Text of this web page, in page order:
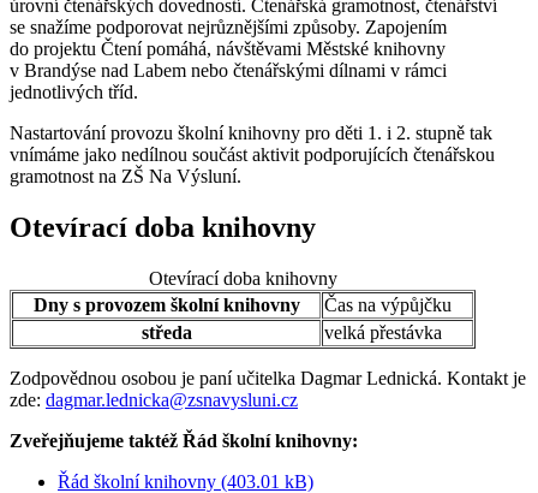
úrovní čtenářských dovedností. Čtenářská gramotnost, čtenářství
se snažíme podporovat nejrůznějšími způsoby. Zapojením
do projektu Čtení pomáhá, návštěvami Městské knihovny
v Brandýse nad Labem nebo čtenářskými dílnami v rámci
jednotlivých tříd.
Nastartování provozu školní knihovny pro děti 1. i 2. stupně tak
vnímáme jako nedílnou součást aktivit podporujících čtenářskou
gramotnost na ZŠ Na Výsluní.
Otevírací doba knihovny
Otevírací doba knihovny
Dny s provozem školní knihovny
Čas na výpůjčku
středa
velká přestávka
Zodpovědnou osobou je paní učitelka Dagmar Lednická. Kontakt je
zde: dagmar.lednicka@zsnavysluni.cz
Zveřejňujeme taktéž Řád školní knihovny:
Řád školní knihovny (403.01 kB)